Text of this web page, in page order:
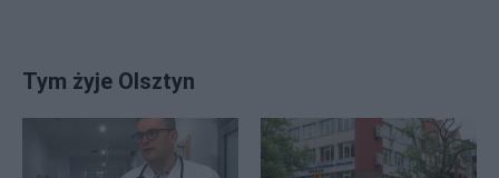
Tym żyje Olsztyn